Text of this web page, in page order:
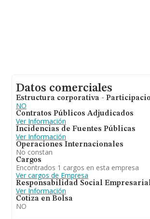
Datos comerciales
Estructura corporativa -
NO
Contratos Públicos Adjudicados
Ver Información
Incidencias de Fuentes Públicas
Ver Información
Operaciones Internacionales
No constan
Cargos
Encontrados 1 cargos en esta empresa
Ver cargos de Empresa
Responsabilidad Social
Ver Información
Cotiza en Bolsa
NO